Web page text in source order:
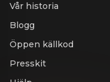
Vår historia
Blogg
Öppen källkod
Presskit